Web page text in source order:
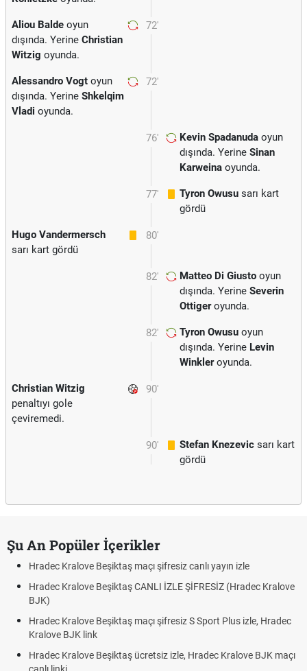
72'
Aliou Balde oyun
dışında. Yerine Christian
Witzig oyunda.
72'
Alessandro Vogt oyun
dışında. Yerine Shkelqim
Vladi oyunda.
76' Kevin Spadanuda oyun
dışında. Yerine Sinan
Karweina oyunda.
77' Tyron Owusu sarı kart
gördü
80'
Hugo Vandermersch
sarı kart gördü
82' Matteo Di Giusto oyun
dışında. Yerine Severin
Ottigeroyunda.
82' Tyron Owusu oyun
dışında. Yerine Levin
Winkleroyunda.
90'
Christian Witzig
penaltıyı gole
çeviremedi.
90' Stefan Knezevic sarı kart
gördü
Şu An Popüler İçerikler
Hradec Kralove Beşiktaş maçı şifresiz canlı yayın izle
Hradec Kralove Beşiktaş CANLI İZLE ŞİFRESİZ (Hradec Kralove
BJK)
Hradec Kralove Beşiktaş maçı şifresiz S Sport Plus izle, Hradec
Kralove BJK link
Hradec Kralove Beşiktaş ücretsiz izle, Hradec Kralove BJK maçı